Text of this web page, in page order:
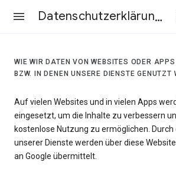
Datenschutzerklärung & Nutzungsbedingungen
WIE WIR DATEN VON WEBSITES ODER
BZW. IN DENEN UNSERE DIENSTE GENUTZT
Auf vielen Websites und in vielen Apps
eingesetzt, um die Inhalte zu verbessern
kostenlose Nutzung zu ermöglichen.
unserer Dienste werden über diese
an Google übermittelt.